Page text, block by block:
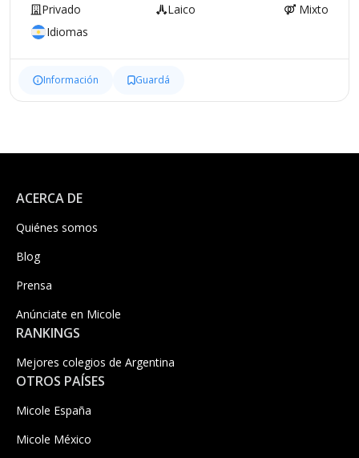
Privado Laico
Mixto
Idiomas
Información Guardá
ACERCA DE
Quiénes somos
Blog
Prensa
Anúnciate en Micole
RANKINGS
Mejores colegios de Argentina
OTROS PAÍSES
Micole España
Micole México